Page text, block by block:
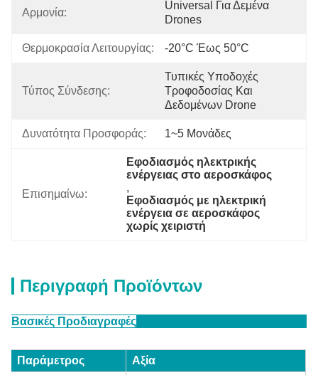
Αρμονία:
Universal Για Δεμένα
Drones
Θερμοκρασία Λειτουργίας: -20°C Έως 50°C
Τύπος Σύνδεσης:
Τυπικές Υποδοχές
Τροφοδοσίας Και
Δεδομένων Drone
Δυνατότητα Προσφοράς: 1~5 Μονάδες
Επισημαίνω:
Εφοδιασμός ηλεκτρικής
ενέργειας στο αεροσκάφος
,
Εφοδιασμός με ηλεκτρική
ενέργεια σε αεροσκάφος
χωρίς χειριστή
Περιγραφή Προϊόντων
Βασικές Προδιαγραφές
Παράμετρος
Αξία